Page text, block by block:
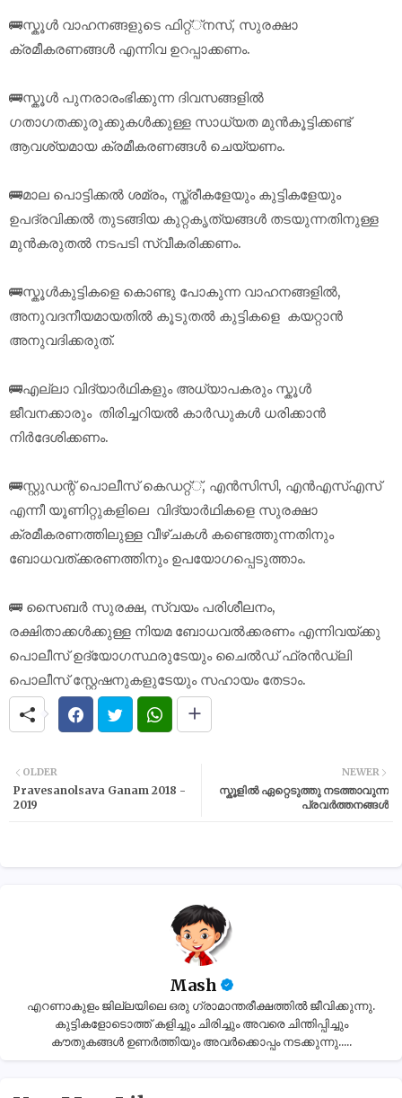
🚌സ്കൂൾ വാഹനങ്ങളുടെ ഫിറ്റ്്നസ്, സുരക്ഷാ
ക്രമീകരണങ്ങൾ എന്നിവ ഉറപ്പാക്കണം.
🚌സ്കൂൾ പുനരാരംഭിക്കുന്ന ദിവസങ്ങളിൽ
ഗതാഗതക്കുരുക്കുകൾക്കുള്ള സാധ്യത മുൻകൂട്ടിക്കണ്ട്
ആവശ്യമായ ക്രമീകരണങ്ങൾ ചെയ്യണം.
🚌മാല പൊട്ടിക്കൽ ശമ്രം, സ്ത്രീകളേയും കുട്ടികളേയും
ഉപദ്രവിക്കൽ തുടങ്ങിയ കുറ്റകൃത്യങ്ങൾ തടയുന്നതിനുള്ള
മുൻകരുതൽ നടപടി സ്വീകരിക്കണം.
🚌സ്കൂൾകുട്ടികളെ കൊണ്ടു പോകുന്ന വാഹനങ്ങളിൽ,
അനുവദനീയമായതിൽ കൂടുതൽ കുട്ടികളെ കയറ്റാൻ
അനുവദിക്കരുത്.
🚌എല്ലാ വിദ്യാർഥികളും അധ്യാപകരും സ്കൂൾ
ജീവനക്കാരും തിരിച്ചറിയൽ കാർഡുകൾ ധരിക്കാൻ
നിർദേശിക്കണം.
🚌സ്റ്റുഡന്റ് പൊലീസ് കെഡറ്റ്്, എൻസിസി, എൻഎസ്എസ്
എന്നീ യൂണിറ്റുകളിലെ വിദ്യാർഥികളെ സുരക്ഷാ
ക്രമീകരണത്തിലുള്ള വീഴ്ചകൾ കണ്ടെത്തുന്നതിനും
ബോധവത്ക്കരണത്തിനും ഉപയോഗപ്പെടുത്താം.
🚌 സൈബർ സുരക്ഷ, സ്വയം പരിശീലനം,
രക്ഷിതാക്കൾക്കുള്ള നിയമ ബോധവൽക്കരണം എന്നിവയ്ക്കു
പൊലീസ് ഉദ്യോഗസ്ഥരുടേയും ചൈൽഡ് ഫ്രൻഡ്‌ലി
പൊലീസ് സ്റ്റേഷനുകളുടേയും സഹായം തേടാം.
NEWER
സ്കൂളിൽ ഏറ്റെടുത്തു നടത്താവുന്ന
പ്രവർത്തനങ്ങൾ
OLDER
Pravesanolsava Ganam 2018 -
2019
Mash
എറണാകുളം ജില്ലയിലെ ഒരു ഗ്രാമാന്തരീക്ഷത്തിൽ ജീവിക്കുന്നു.
കുട്ടികളോടൊത്ത് കളിച്ചും ചിരിച്ചും അവരെ ചിന്തിപ്പിച്ചും
കൗതുകങ്ങൾ ഉണർത്തിയും അവർക്കൊപ്പം നടക്കുന്നു.....